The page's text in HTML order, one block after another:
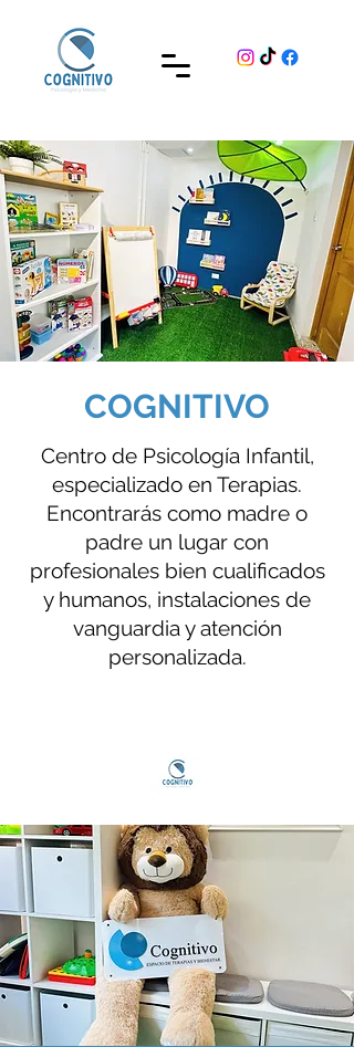
COGNITIVO
Centro de Psicología Infantil,
especializado en Terapias.
Encontrarás como madre o
padre un lugar con
profesionales bien cualificados
y humanos, instalaciones de
vanguardia y atención
personalizada.